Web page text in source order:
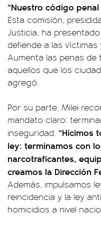
“Nuestro código
Esta comisión,
Justicia, ha
defiende a las
Aumenta las penas
aquellos que los
agregó.
Por su parte, Milei
mandato claro:
inseguridad. “Hicimos
ley: terminamos con
narcotraficantes,
creamos la Dirección
Además, impulsamos
reincidencia y la ley
homicidios a nivel